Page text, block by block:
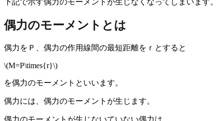
下記で示す偶力のモーメントが生じなくなってしまいます。
偶力のモーメントとは
偶力をＰ、偶力の作用線間の最短距離をｒとすると
\(M=P\times{r}\)
を偶力のモーメントといいます。
偶力には、偶力のモーメントが生じます。
偶力のモーメントが生じないていない偶力は、